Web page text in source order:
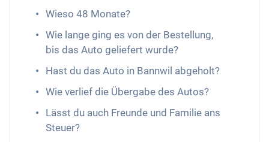
Wieso 48 Monate?
Wie lange ging es von der Bestellung,
bis das Auto geliefert wurde?
Hast du das Auto in Bannwil abgeholt?
Wie verlief die Übergabe des Autos?
Lässt du auch Freunde und Familie ans
Steuer?